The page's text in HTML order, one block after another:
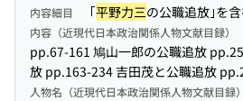
内容細目 ｢平野力三の公職追放｣を
内容（近現代日本政治関係人物文献目録）
pp.67-161 鳩山一郎の公職追放
放 pp.163-234 吉田茂と公職追放
人物名（近現代日本政治関係人物文献目録）